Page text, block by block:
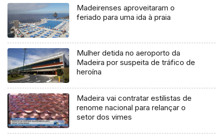
Madeirenses aproveitaram o
feriado para uma ida à praia
Mulher detida no aeroporto da
Madeira por suspeita de tráfico de
heroína
Madeira vai contratar estilistas de
renome nacional para relançar o
setor dos vimes